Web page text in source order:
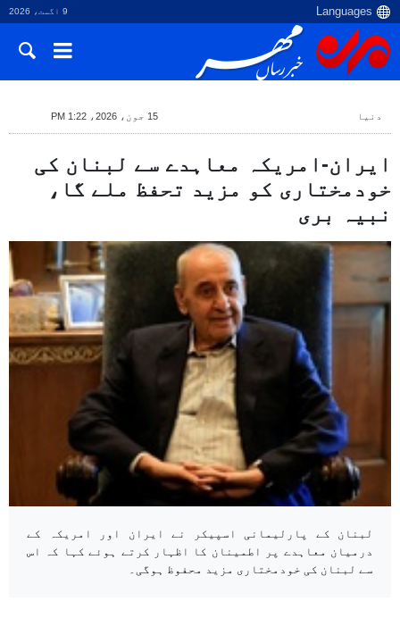
9 اگست، 2026
دنیا 15 جون، 2026، 1:22 PM
ایران-امریکہ معاہدے سے لبنان کی
خودمختاری کو مزید تحفظ ملے گا،
نبیہ بری
لبنان کے پارلیمانی اسپیکر نے ایران اور امریکہ کے
درمیان معاہدے پر اطمینان کا اظہار کرتے ہوئے کہا کہ اس
سے لبنان کی خودمختاری مزید محفوظ ہوگی۔